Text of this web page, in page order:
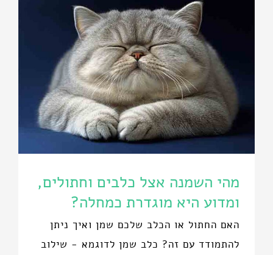
מהי השמנה אצל כלבים וחתולים,
ומדוע היא מוגדרת כמחלה?
האם החתול או הכלב שלכם שמן ואיך ניתן
להתמודד עם זה? כלב שמן לדוגמא - שילוב